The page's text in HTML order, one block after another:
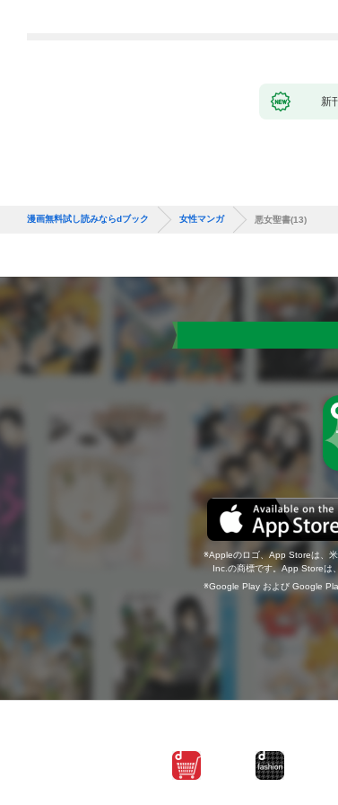
新
漫画無料試し読みならdブック 女性マンガ 悪女聖書(13)
Appleのロゴ、App Storeは、
Inc.の商標です。App Storeは
Google Play および Google